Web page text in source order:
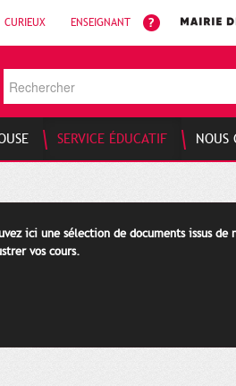
CURIEUX ENSEIGNANT
SERVICE ÉDUCATIF NOUS
ici une sélection de documents issus de
vos cours.